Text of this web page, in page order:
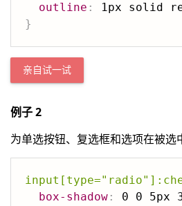
outline : 1px solid
}
亲自试一试
例子 2
为单选按钮、复选框和选项在被选
box-shadow : 0 0 5px